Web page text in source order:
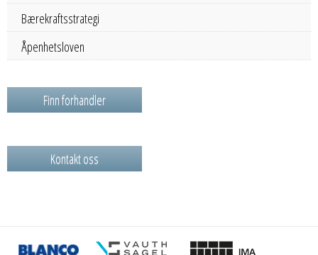
Bærekraftsstrategi
Åpenhetsloven
Finn forhandler
Kontakt oss